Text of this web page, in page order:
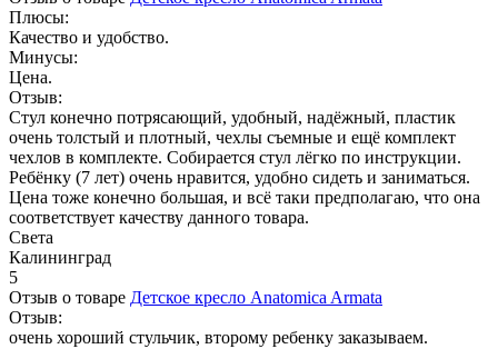
Плюсы:
Качество и удобство.
Минусы:
Цена.
Отзыв:
Стул конечно потрясающий, удобный, надёжный, пластик
очень толстый и плотный, чехлы съемные и ещё комплект
чехлов в комплекте. Собирается стул лёгко по инструкции.
Ребёнку (7 лет) очень нравится, удобно сидеть и заниматься.
Цена тоже конечно большая, и всё таки предполагаю, что она
соответствует качеству данного товара.
Света
Калининград
5
Отзыв о товаре Детское кресло Anatomica Armata
Отзыв:
очень хороший стульчик, второму ребенку заказываем.